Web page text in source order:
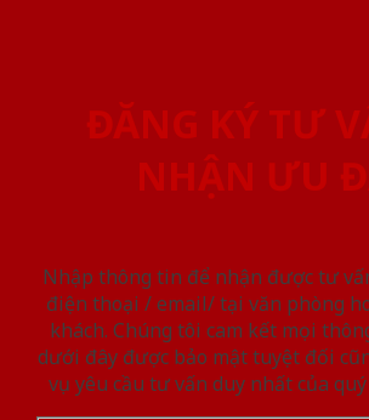
ĐĂNG KÝ TƯ
NHẬN ƯU
Nhập thông tin để nhận được tư
điện thoại / email/ tại văn phòng
khách. Chúng tôi cam kết mọi
dưới đây được bảo mật tuyệt đối
vụ yêu cầu tư vấn duy nhất của